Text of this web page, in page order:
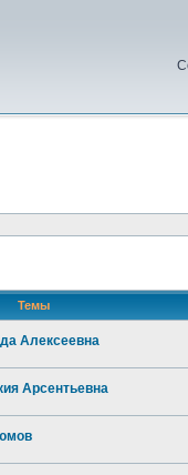
Темы
Алексеевна
Арсентьевна